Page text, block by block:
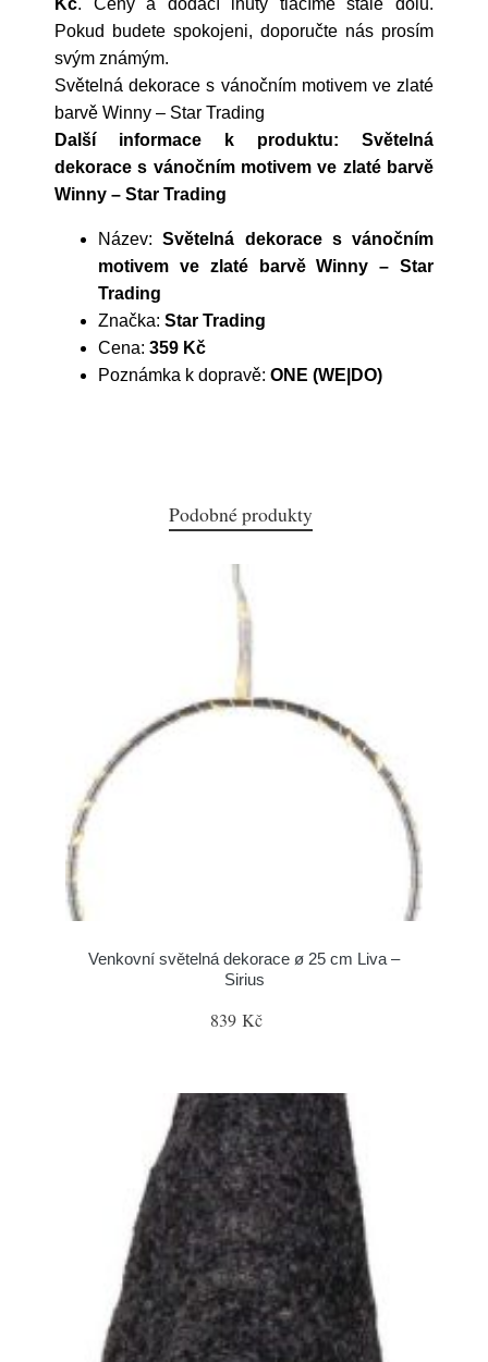
Kč. Ceny a dodací lhůty tlačíme stále dolů.
Pokud budete spokojeni, doporučte nás prosím
svým známým.
Světelná dekorace s vánočním motivem ve zlaté
barvě Winny – Star Trading
Další informace k produktu: Světelná
dekorace s vánočním motivem ve zlaté barvě
Winny – Star Trading
Název:Světelná dekorace s vánočním
motivem ve zlaté barvě Winny – Star
Trading
Značka: Star Trading
Cena: 359 Kč
Poznámka k dopravě: ONE (WE|DO)
Podobné produkty
Venkovní světelná dekorace ø 25 cm Liva –
Sirius
839 Kč